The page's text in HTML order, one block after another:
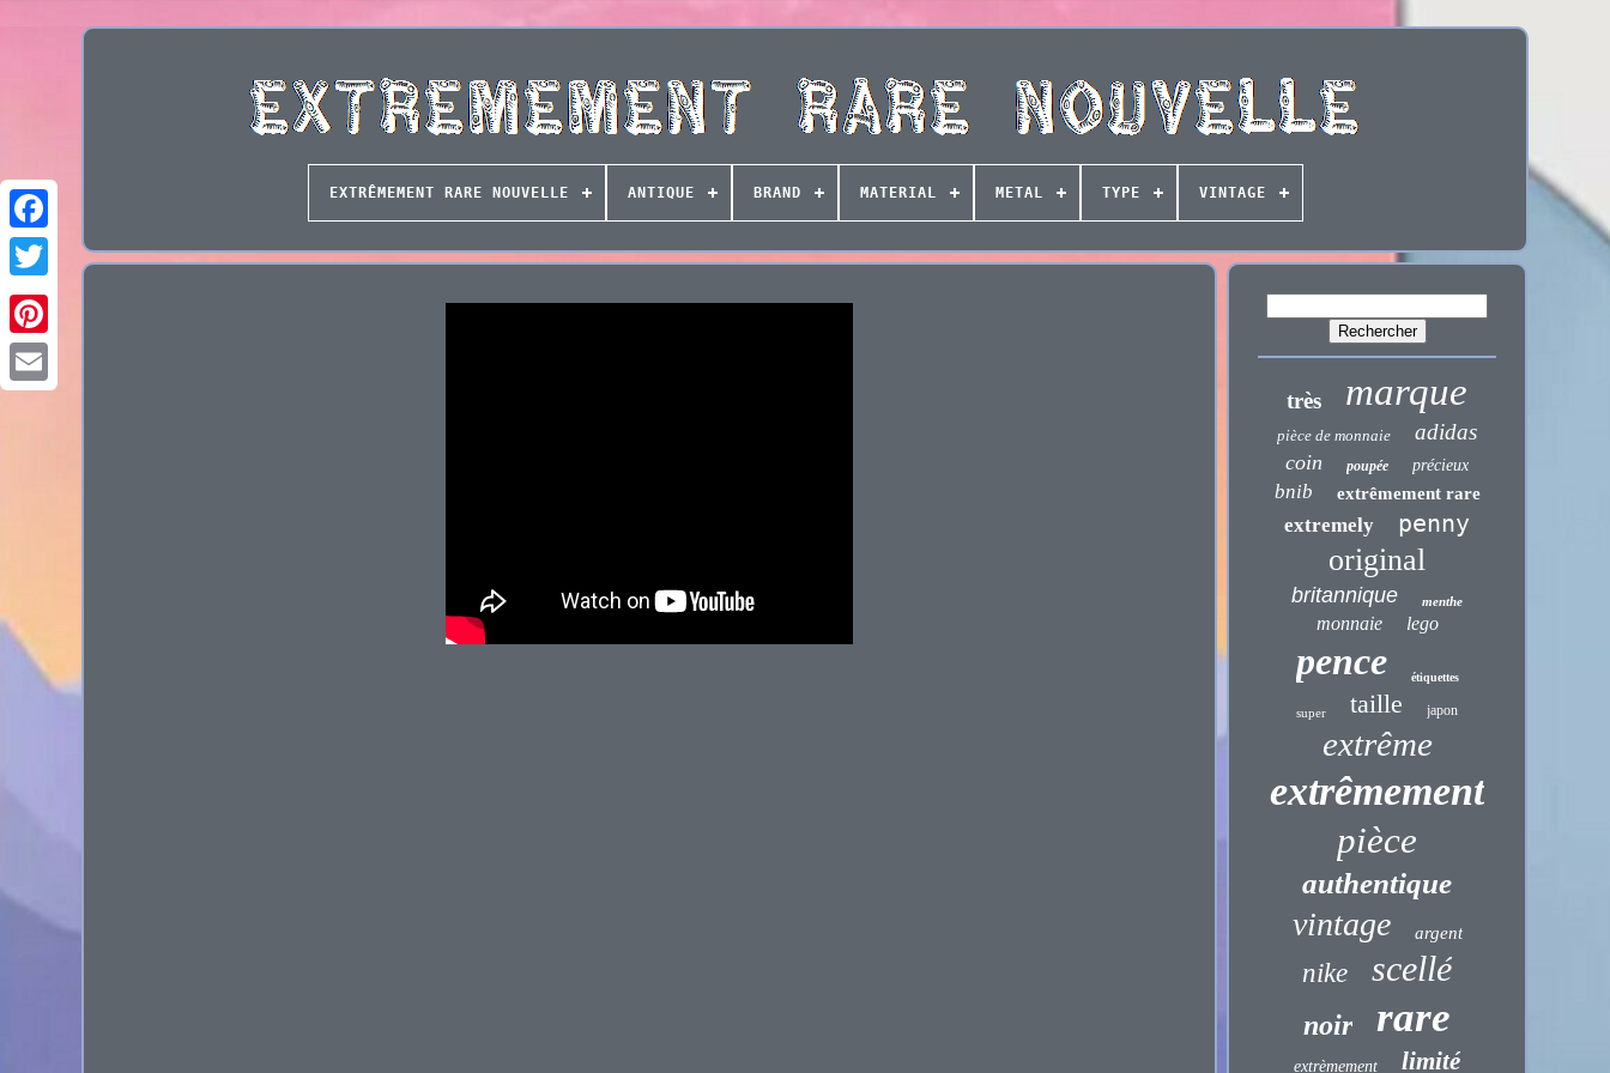
EXTRÊMEMENT RARE NOUVELLE ANTIQUE BRAND MATERIAL METAL TYPE VINTAGE
très marque
pièce de monnaie adidas
coin poupée précieux
bnib extrêmement rare
extremely penny
original
britannique menthe
monnaie lego
pence étiquettes
super taille japon
extrême
extrêmement
pièce
authentique
vintage argent
nike scellé
noir rare
extrèmement limité